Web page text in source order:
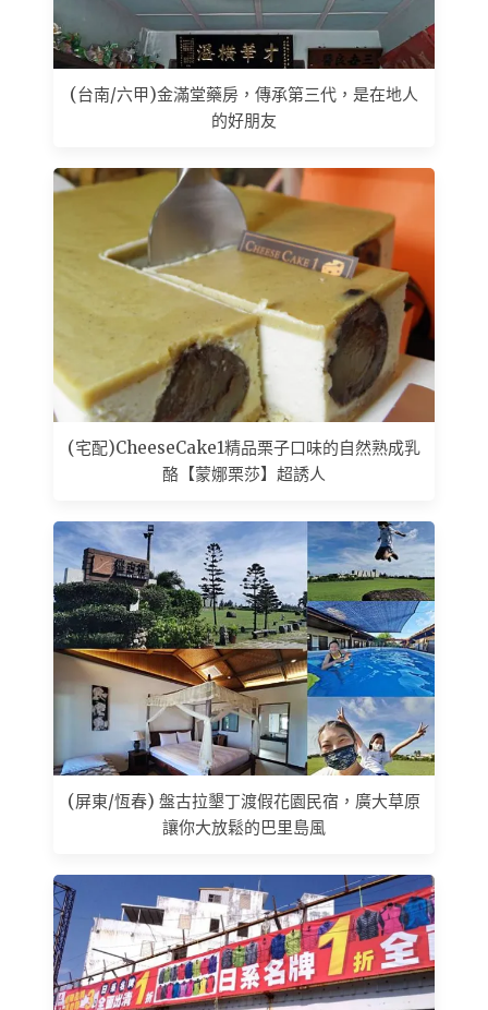
(台南/六甲)金滿堂藥房，傳承第三代，是在地人
的好朋友
(宅配)CheeseCake1精品栗子口味的自然熟成乳
酪【蒙娜栗莎】超誘人
(屏東/恆春) 盤古拉墾丁渡假花園民宿，廣大草原
讓你大放鬆的巴里島風